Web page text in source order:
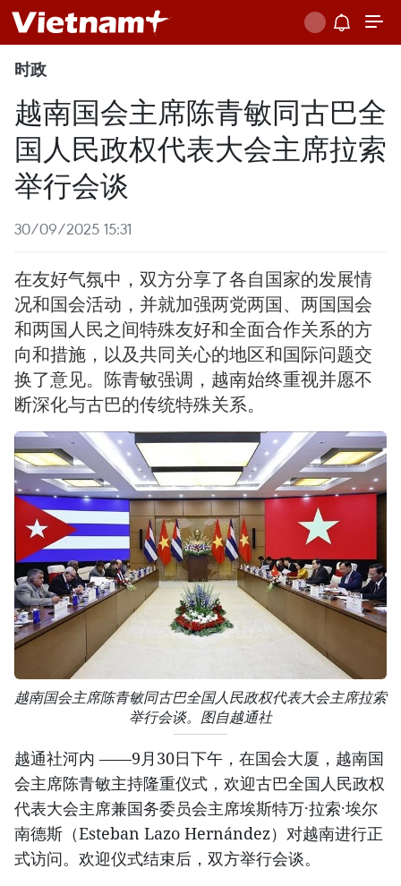
时政
越南国会主席陈青敏同古巴全
国人民政权代表大会主席拉索
举行会谈
30/09/2025 15:31
在友好气氛中，双方分享了各自国家的发展情
况和国会活动，并就加强两党两国、两国国会
和两国人民之间特殊友好和全面合作关系的方
向和措施，以及共同关心的地区和国际问题交
换了意见。陈青敏强调，越南始终重视并愿不
断深化与古巴的传统特殊关系。
越南国会主席陈青敏同古巴全国人民政权代表大会主席拉索
举行会谈。图自越通社
越通社河内 ——9月30日下午，在国会大厦，越南国
会主席陈青敏主持隆重仪式，欢迎古巴全国人民政权
代表大会主席兼国务委员会主席埃斯特万·拉索·埃尔
南德斯（Esteban Lazo Hernández）对越南进行正
式访问。欢迎仪式结束后，双方举行会谈。